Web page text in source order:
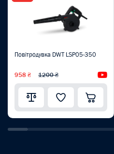
Повітродувка DWT LSP05-350
958 ₴ 1200 ₴